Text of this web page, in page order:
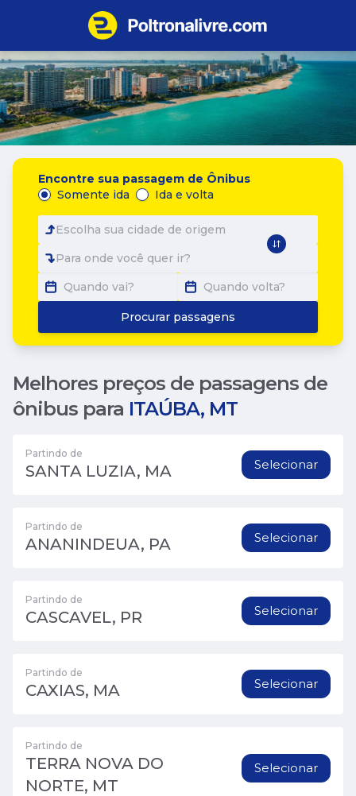
Encontre sua passagem de Ônibus
Somente ida
Ida e volta
Escolha sua cidade de origem
Para onde você quer ir?
Quando vai?
Quando volta?
Procurar passagens
Melhores preços de passagens de
ônibus para ITAÚBA, MT
Partindo de
SANTA LUZIA, MA Selecionar
Partindo de
ANANINDEUA, PA Selecionar
Partindo de
CASCAVEL, PR Selecionar
Partindo de
CAXIAS, MA Selecionar
Partindo de
TERRA NOVA DO
NORTE, MT
Selecionar